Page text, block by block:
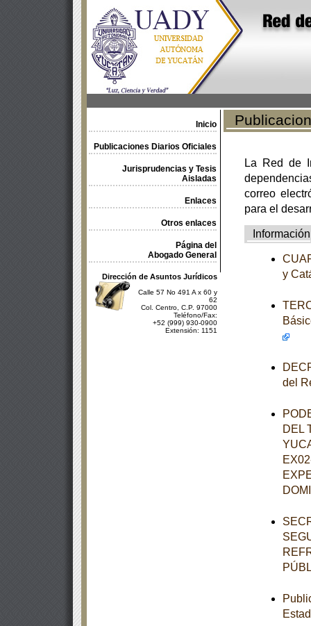
Inicio
Publicaciones Diarios Oficiales
Jurisprudencias y Tesis
Aisladas
Enlaces
Otros enlaces
Página del
Abogado General
Dirección de Asuntos Jurídicos
Calle 57 No 491 A x 60 y
62
Col. Centro, C.P. 97000
Teléfono/Fax:
+52 (999) 930-0900
Extensión: 1151
La Red de
correo
para el
Información
y
del
DEL